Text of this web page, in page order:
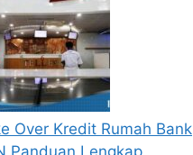
Over Kredit Rumah Bank
Panduan Lengkap